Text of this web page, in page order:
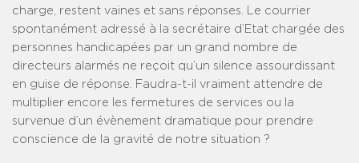
charge, restent vaines et sans réponses. Le courrier
spontanément adressé à la secrétaire d’Etat chargée des
personnes handicapées par un grand nombre de
directeurs alarmés ne reçoit qu’un silence assourdissant
en guise de réponse. Faudra-t-il vraiment attendre de
multiplier encore les fermetures de services ou la
survenue d’un évènement dramatique pour prendre
conscience de la gravité de notre situation ?